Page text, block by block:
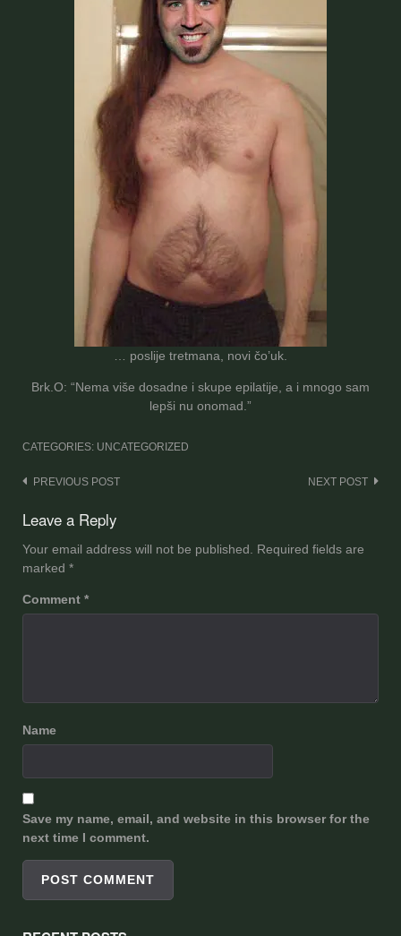
… poslije tretmana, novi čo’uk.
Brk.O: “Nema više dosadne i skupe epilatije, a i mnogo sam
lepši nu onomad.”
CATEGORIES: UNCATEGORIZED
Post
navigation
PREVIOUS POST NEXT POST
Leave a Reply
Your email address will not be published.
Required fields are
marked *
Comment *
Name
Save my name, email, and website in this browser for the
next time I comment.